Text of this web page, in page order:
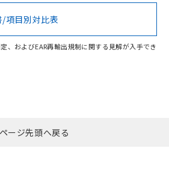
項目別対比表
、およびEAR再輸出規制に関する見解が入手でき
ページ先頭へ戻る